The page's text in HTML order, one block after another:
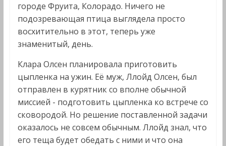
городе Фруита, Колорадо. Ничего не
подозревающая птица выглядела просто
восхитительно в этот, теперь уже
знаменитый, день.
Клара Олсен планировала приготовить
цыпленка на ужин. Её муж, Ллойд Олсен, был
отправлен в курятник со вполне обычной
миссией - подготовить цыпленка ко встрече со
сковородой. Но решение поставленной задачи
оказалось не совсем обычным. Ллойд знал, что
его теща будет обедать с ними и что она